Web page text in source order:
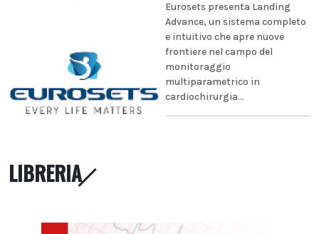
Eurosets presenta Landing
Advance, un sistema completo
e intuitivo che apre nuove
frontiere nel campo del
monitoraggio
multiparametrico in
cardiochirurgia...
LIBRERIA